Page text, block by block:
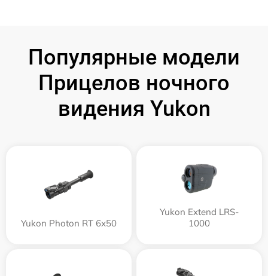
Популярные модели
Прицелов ночного
видения Yukon
Yukon Photon RT 6х50
Yukon Extend LRS-
1000